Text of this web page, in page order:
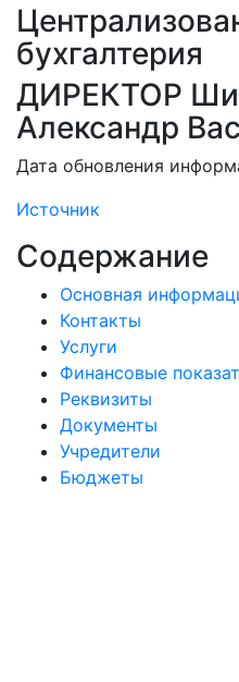
бухгалтерия
ДИРЕКТОР
Александр
Дата обновления
Источник
Содержание
Основная
Контакты
Услуги
Финансовые
Реквизиты
Документы
Учредители
Бюджеты